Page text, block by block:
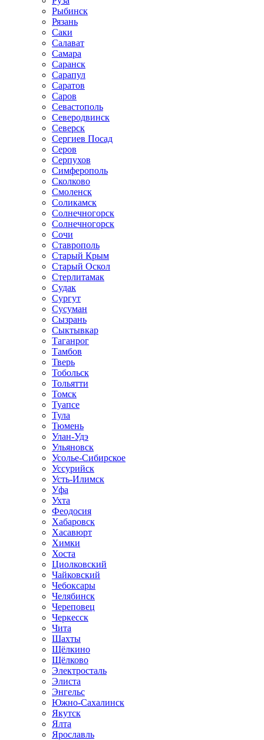
Рыбинск
Рязань
Саки
Салават
Самара
Саранск
Сарапул
Саратов
Саров
Севастополь
Северодвинск
Северск
Сергиев Посад
Серов
Серпухов
Симферополь
Сколково
Смоленск
Соликамск
Солнечногорск
Солнечногорск
Сочи
Ставрополь
Старый Крым
Старый Оскол
Стерлитамак
Судак
Сургут
Сусуман
Сызрань
Сыктывкар
Таганрог
Тамбов
Тверь
Тобольск
Тольятти
Томск
Туапсе
Тула
Тюмень
Улан-Удэ
Ульяновск
Усолье-Сибирское
Уссурийск
Усть-Илимск
Уфа
Ухта
Феодосия
Хабаровск
Хасавюрт
Химки
Хоста
Циолковский
Чайковский
Чебоксары
Челябинск
Череповец
Черкесск
Чита
Шахты
Щёлкино
Щёлково
Электросталь
Элиста
Энгельс
Южно-Сахалинск
Якутск
Ялта
Ярославль